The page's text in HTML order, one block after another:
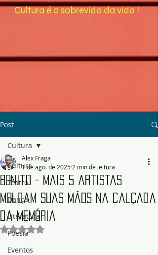
Cultura é a sobrevida da vida !
Post
Cultura
Teatro
Dança
Literatura
Poesia
Eventos
Cultura
Bonito - Mais 5 artistas
moldam suas mãos na calçada
da memória
Alex Fraga
1 de ago. de 2025 2 min de leitura
Avaliado com NaN de 5 estrelas.